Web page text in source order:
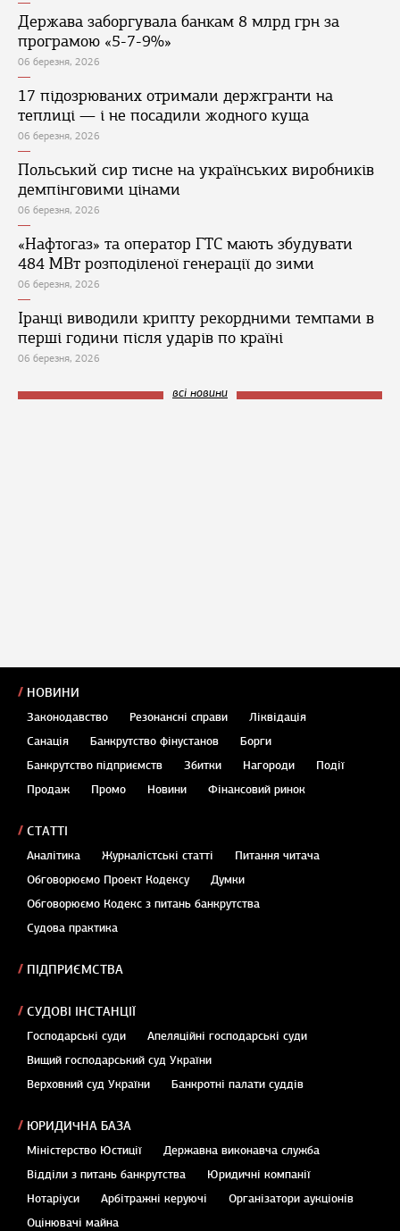
Держава заборгувала банкам 8 млрд грн за
програмою «5-7-9%»
06 березня, 2026
17 підозрюваних отримали держгранти на
теплиці — і не посадили жодного куща
06 березня, 2026
Польський сир тисне на українських виробників
демпінговими цінами
06 березня, 2026
«Нафтогаз» та оператор ГТС мають збудувати
484 МВт розподіленої генерації до зими
06 березня, 2026
Іранці виводили крипту рекордними темпами в
перші години після ударів по країні
06 березня, 2026
всі новини
НОВИНИ
Законодавство Резонансні справи
Ліквідація
Санація
Банкрутство фінустанов
Борги
Банкрутство підприємств
Збитки Нагороди
Події
Продаж
Промо Новини Фінансовий ринок
СТАТТІ
Аналітика Журналістські статті
Питання читача
Обговорюємо Проект Кодексу
Думки
Обговорюємо Кодекс з питань банкрутства
Судова практика
ПІДПРИЄМСТВА
СУДОВІ ІНСТАНЦІЇ
Господарські суди
Апеляційні господарські суди
Вищий господарський суд України
Верховний суд України
Банкротні палати суддів
ЮРИДИЧНА БАЗА
Міністерство Юстиції
Державна виконавча служба
Відділи з питань банкрутства
Юридичні компанії
Нотаріуси
Арбітражні керуючі
Організатори аукціонів
Оцінювачі майна